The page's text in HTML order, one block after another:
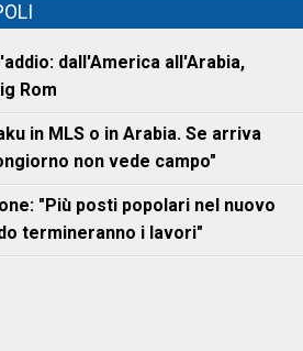
dall'America all'Arabia,
Rom
in MLS o in Arabia. Se arriva
non vede campo"
"Più posti popolari nel nuovo
termineranno i lavori"